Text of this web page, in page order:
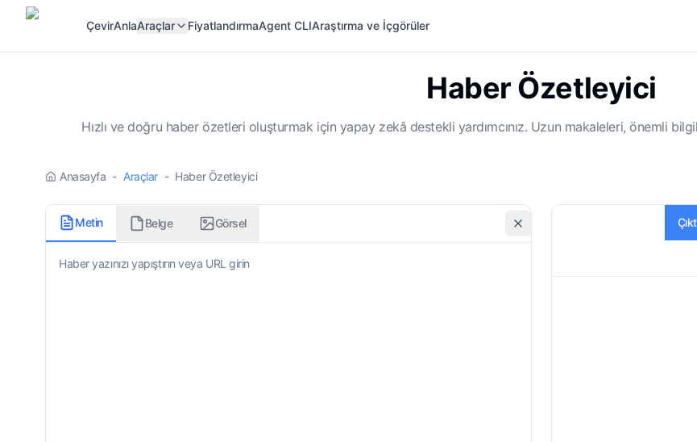
ÇevirAnlaAraçlar FiyatlandırmaAgent CLIAraştırma ve İçgörüler
Haber Özetleyici
Hızlı ve doğru haber özetleri oluşturmak için yapay zekâ destekli yardımcınız. Uzun makaleleri, önemli
Anasayfa - Araçlar - Haber Özetleyici
Metin Belge Görsel